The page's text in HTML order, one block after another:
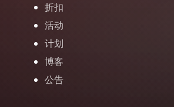
折扣
活动
计划
博客
公告